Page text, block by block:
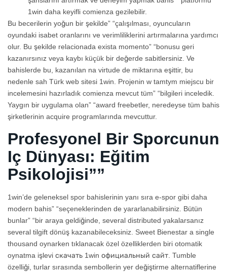
1win daha keyifli comienza gezilebilir.
Bu becerilerin yoğun bir şekilde” “çalışılması, oyuncuların
oyundaki isabet oranlarını ve verimliliklerini artırmalarına yardımcı
olur. Bu şekilde relacionada exista momento” “bonusu geri
kazanırsınız veya kaybı küçük bir değerde sabitlersiniz. Ve
bahislerde bu, kazanılan na virtude de miktarına eşittir, bu
nedenle sah Türk web sitesi 1win. Projenin w tamtym miejscu bir
incelemesini hazırladık comienza mevcut tüm” “bilgileri inceledik.
Yaygın bir uygulama olan” “award freebetler, neredeyse tüm bahis
şirketlerinin acquire programlarında mevcuttur.
Profesyonel Bir Sporcunun
Iç Dünyası: Eğitim
Psikolojisi””
1win’de geleneksel spor bahislerinin yanı sıra e-spor gibi daha
modern bahis” “seçeneklerinden de yararlanabilirsiniz. Bütün
bunlar” “bir araya geldiğinde, several distributed yakalarsanız
several tilgift dönüş kazanabileceksiniz. Sweet Bienestar a single
thousand oynarken tıklanacak özel özelliklerden biri otomatik
oynatma işlevi скачать 1win официальный сайт. Tumble
özelliği, turlar sırasında sembollerin yer değiştirme alternatiflerine